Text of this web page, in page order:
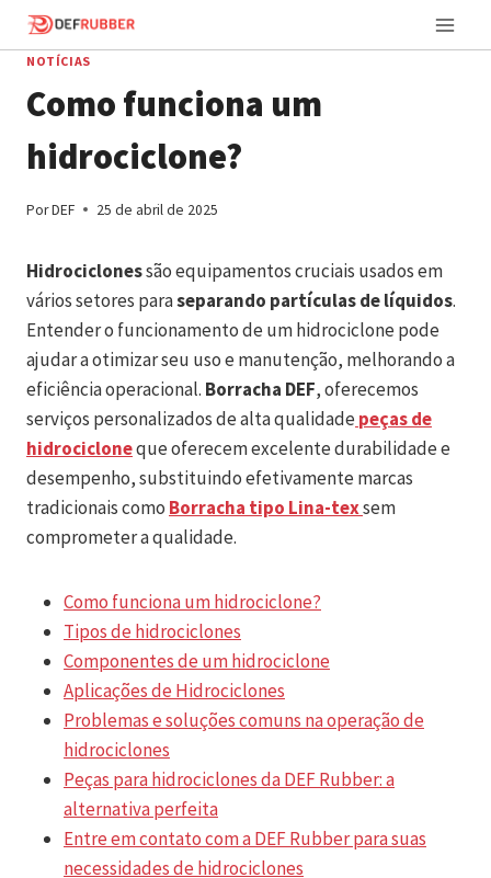
para
conteúdo
NOTÍCIAS
Como funciona um
hidrociclone?
PorDEF 25 de abril de 2025
Hidrociclonessão equipamentos cruciais usados em
vários setores paraseparando partículas de líquidos.
Entender o funcionamento de um hidrociclone pode
ajudar a otimizar seu uso e manutenção, melhorando a
eficiência operacional. Borracha DEF, oferecemos
serviços personalizados de alta qualidade peças de
hidrocicloneque oferecem excelente durabilidade e
desempenho, substituindo efetivamente marcas
tradicionais como Borracha tipo Lina-texsem
comprometer a qualidade.
Como funciona um hidrociclone?
Tipos de hidrociclones
Componentes de um hidrociclone
Aplicações de Hidrociclones
Problemas e soluções comuns na operação de
hidrociclones
Peças para hidrociclones da DEF Rubber: a
alternativa perfeita
Entre em contato com a DEF Rubber para suas
necessidades de hidrociclones